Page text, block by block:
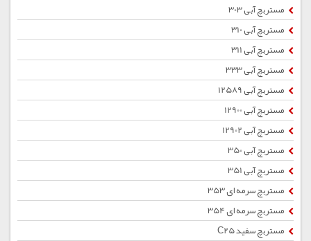
مستربچ آبی 303
مستربچ آبی 310
مستربچ آبی 311
مستربچ آبی 333
مستربچ آبی 12589
مستربچ آبی 12900
مستربچ آبی 12902
مستربچ آبی 350
مستربچ آبی 351
مستربچ سرمه ای 353
مستربچ سرمه ای 354
مستربچ سفید C25